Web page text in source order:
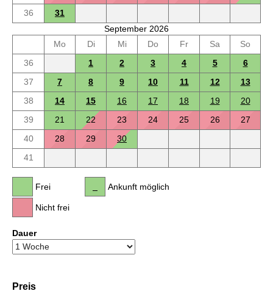
36
31
September 2026
Mo
Di Mi Do Fr Sa
So
36
1 2 3 4 5
6
37
7 8 9 10 11 12
13
38
14 15 16 17 18 19
20
39
21 22 23 24 25 26
27
40
28 29
30
41
Frei
Nicht frei
Ankunft möglich
Dauer
Preis